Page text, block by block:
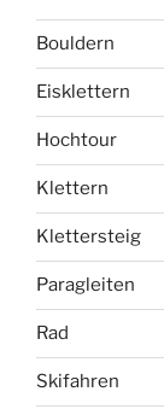
Bouldern
Eisklettern
Hochtour
Klettern
Klettersteig
Paragleiten
Rad
Skifahren